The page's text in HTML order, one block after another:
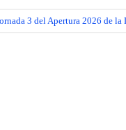
3 del Apertura 2026 de la